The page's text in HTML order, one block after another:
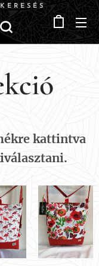
KERESÉS
kattintva